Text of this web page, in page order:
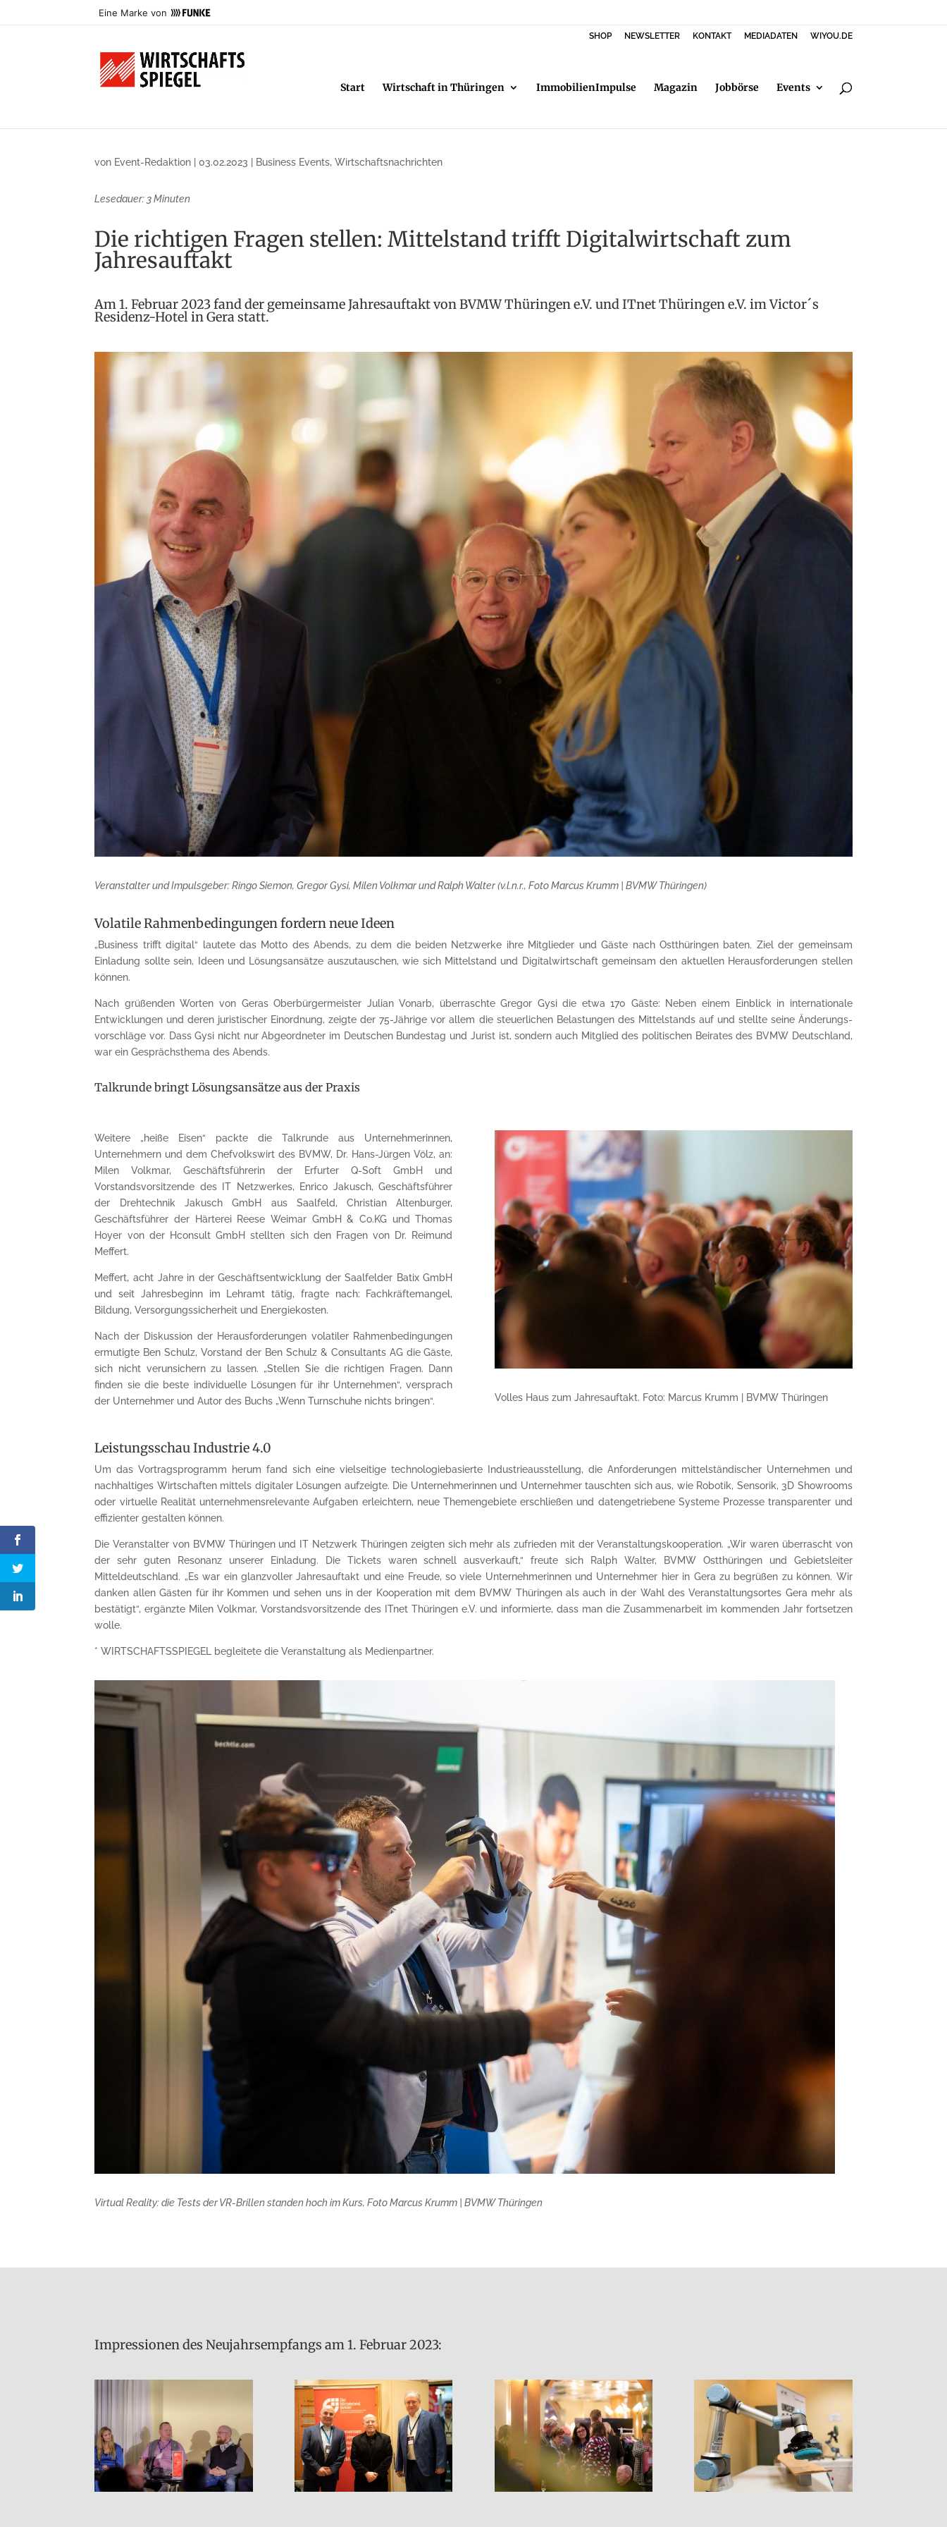
Eine Marke von
SHOP NEWSLETTER KONTAKT MEDIADATEN WIYOU.DE
Start Wirtschaft in Thüringen ImmobilienImpulse Magazin Jobbörse Events
von Event-Redaktion |03.02.2023 Business Events,Wirtschaftsnachrichten
Lesedauer: 3 Minuten
Die richtigen Fragen stellen: Mittelstand trifft Digitalwirtschaft zum
Jahresauftakt
Am 1. Februar 2023 fand der gemein­same Jahresauftakt von BVMW Thüringen e.V. und ITnet Thüringen e.V. im Victor´s
Residenz-Hotel in Gera statt.
Veranstalter und Impulsgeber: Ringo Siemon, Gregor Gysi, Milen Volkmar und Ralph Walter (v.l.n.r., Foto Marcus Krumm | BVMW Thüringen)
Volatile Rahmenbedingungen for­dern neue Ideen
„Business trifft digital“ lautete das Motto des Abends, zu dem die beiden Netzwerke ihre Mitglieder und Gäste nach Ostthüringen baten. Ziel der gemeinsam
Einladung sollte sein, Ideen und Lösungsansätze auszutauschen, wie sich Mittelstand und Digitalwirtschaft gemeinsam den aktuellen Herausforderungen stellen
können.
Nach grüßenden Worten von Geras Ober­bürgermeister Julian Vonarb, überraschte Gregor Gysi die etwa 170 Gäste: Neben einem Einblick in internationale
Entwicklungen und deren juristischer Einordnung, zeigte der 75-Jährige vor allem die steuerlichen Belastungen des Mittelstands auf und stellte seine Änderungs­
vorschläge vor. Dass Gysi nicht nur Abgeordneter im Deutschen Bundestag und Jurist ist, sondern auch Mitglied des politischen Beirates des BVMW Deutschland,
war ein Gesprächsthema des Abends.
Talkrunde bringt Lösungsansätze aus der Praxis
Weitere „heiße Eisen“ packte die Talkrunde aus Unternehmerinnen,
Unternehmern und dem Chefvolkswirt des BVMW, Dr. Hans-Jürgen Völz, an:
Milen Volkmar, Geschäftsführerin der Erfurter Q-Soft GmbH und
Vorstandsvorsitzende des IT Netzwerkes, Enrico Jakusch, Geschäftsführer
der Drehtechnik Jakusch GmbH aus Saalfeld, Christian Altenburger,
Geschäftsführer der Härterei Reese Weimar GmbH & Co.KG und Thomas
Hoyer von der Hconsult GmbH stellten sich den Fragen von Dr. Reimund
Meffert.
Meffert, acht Jahre in der Geschäftsentwicklung der Saalfelder Batix GmbH
und seit Jahresbeginn im Lehramt tätig, fragte nach: Fachkräftemangel,
Bildung, Versorgungs­sicherheit und Energiekosten.
Nach der Diskussion der Herausforderungen volatiler Rahmenbedingungen
ermutigte Ben Schulz, Vorstand der Ben Schulz & Consultants AG die Gäste,
sich nicht verunsichern zu lassen. „Stellen Sie die richtigen Fragen. Dann
finden sie die beste individuelle Lösungen für ihr Unternehmen“, versprach
der Unternehmer und Autor des Buchs „Wenn Turnschuhe nichts bringen“.
Volles Haus zum Jahresauftakt. Foto: Marcus Krumm | BVMW Thüringen
Leistungsschau Industrie 4.0
Um das Vortragsprogramm herum fand sich eine vielseitige technologiebasierte Industrie­ausstellung, die Anforderungen mittel­ständischer Unternehmen und
nachhaltiges Wirtschaften mittels digitaler Lösungen aufzeigte. Die Unternehmerinnen und Unter­nehmer tauschten sich aus, wie Robotik, Sensorik, 3D Showrooms
oder virtuelle Realität unternehmensrelevante Aufgaben erleichtern, neue Themengebiete erschließen und datengetriebene Systeme Prozesse transpa­renter und
effizienter gestalten können.
Die Veranstalter von BVMW Thüringen und IT Netzwerk Thüringen zeigten sich mehr als zufrieden mit der Veranstaltungskooperation. „Wir waren überrascht von
der sehr guten Resonanz unserer Einladung. Die Tickets waren schnell ausverkauft,“ freute sich Ralph Walter, BVMW Ostthüringen und Gebietsleiter
Mitteldeutschland. „Es war ein glanzvoller Jahres­auftakt und eine Freude, so viele Unternehmerinnen und Unternehmer hier in Gera zu begrüßen zu können. Wir
danken allen Gästen für ihr Kommen und sehen uns in der Kooperation mit dem BVMW Thüringen als auch in der Wahl des Veranstaltungsortes Gera mehr als
bestätigt“, ergänzte Milen Volkmar, Vorstandsvorsitzende des ITnet Thüringen e.V. und informierte, dass man die Zusammenarbeit im kommenden Jahr fortsetzen
wolle.
* WIRTSCHAFTSSPIEGEL begleitete die Veran­staltung als Medienpartner.
Virtual Reality: die Tests der VR-Brillen standen hoch im Kurs, Foto Marcus Krumm | BVMW Thüringen
Impressionen des Neujahrs­empfangs am 1. Februar 2023: